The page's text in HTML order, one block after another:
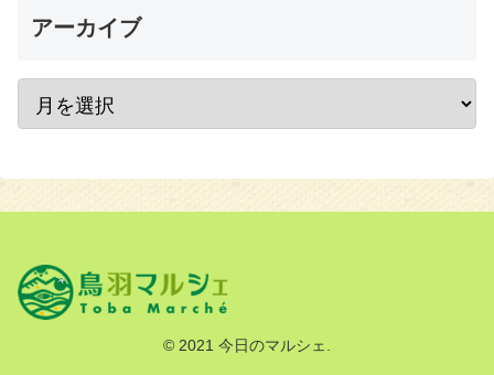
アーカイブ
© 2021 今日のマルシェ.